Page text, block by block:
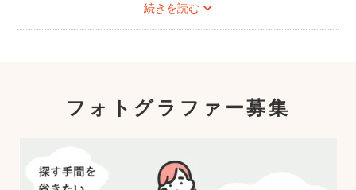
続きを読む
フォトグラファー募集